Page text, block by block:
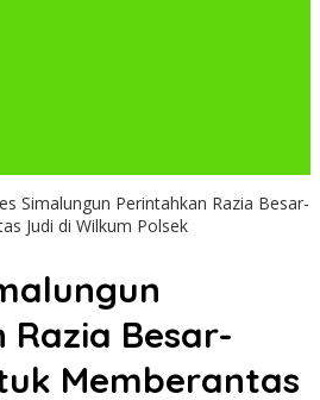
Simalungun Perintahkan Razia Besar-
Judi di Wilkum Polsek
Besar-
Memberantas